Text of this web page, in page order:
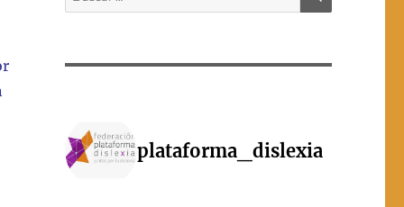
por:
plataforma_dislexia